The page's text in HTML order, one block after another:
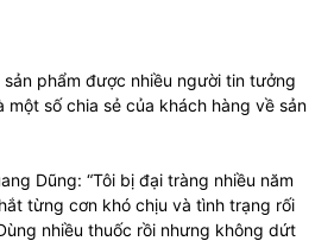
sản phẩm được nhiều người tin tưởng
một số chia sẻ của khách hàng về sản
Dũng: “Tôi bị đại tràng nhiều năm
từng cơn khó chịu và tình trạng rối
nhiều thuốc rồi nhưng không dứt